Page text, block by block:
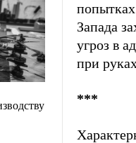
Запада
угроз в
при
***